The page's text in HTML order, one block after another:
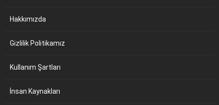
Hakkımızda
Gizlilik Politikamız
Kullanım Şartları
İnsan Kaynakları